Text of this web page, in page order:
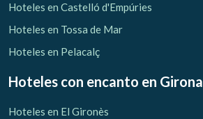
Hoteles en Castelló d'Empúries
Hoteles en Tossa de Mar
Hoteles en Pelacalç
Hoteles con encanto en Girona
Hoteles en El Gironès